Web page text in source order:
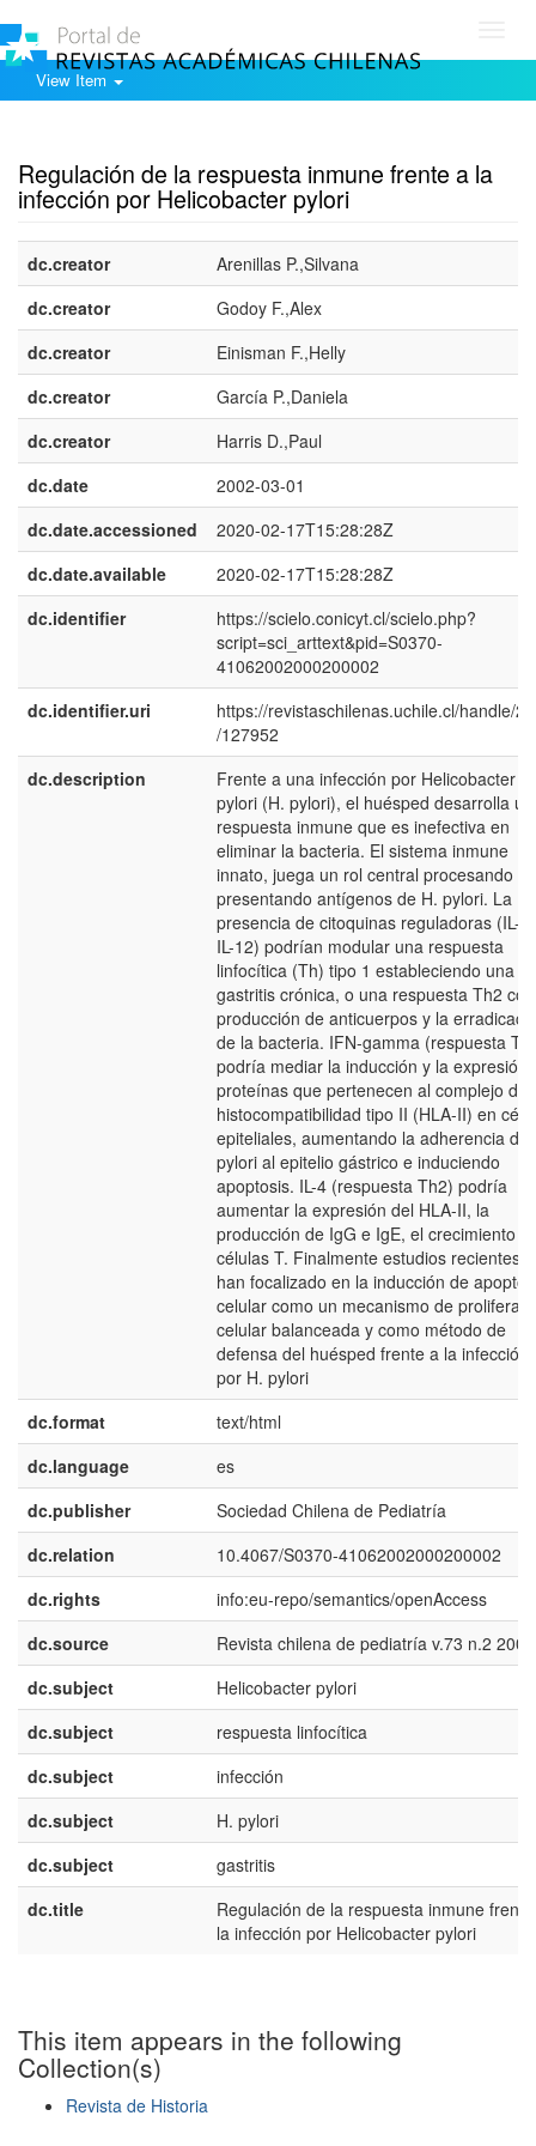
View Item
Regulación de la respuesta inmune frente a la
infección por Helicobacter pylori
dc.creator
Arenillas P.,Silvana
dc.creator
Godoy F.,Alex
dc.creator
Einisman F.,Helly
dc.creator
García P.,Daniela
dc.creator
Harris D.,Paul
dc.date
2002-03-01
dc.date.accessioned
2020-02-17T15:28:28Z
dc.date.available
2020-02-17T15:28:28Z
dc.identifier
https://scielo.conicyt.cl/scielo.php?
script=sci_arttext&pid=S0370-
41062002000200002
dc.identifier.uri
https://revistaschilenas.uchile.cl/handle/
/127952
dc.description
Frente a una infección por Helicobacter
pylori (H. pylori), el huésped desarrolla
respuesta inmune que es inefectiva en
eliminar la bacteria. El sistema inmune
innato, juega un rol central procesando y
presentando antígenos de H. pylori. La
presencia de citoquinas reguladoras (IL-
IL-12) podrían modular una respuesta
linfocítica (Th) tipo 1 estableciendo una
gastritis crónica, o una respuesta Th2 con
producción de anticuerpos y la
de la bacteria. IFN-gamma (respuesta
podría mediar la inducción y la expresión
proteínas que pertenecen al complejo de
histocompatibilidad tipo II (HLA-II) en
epiteliales, aumentando la adherencia de
pylori al epitelio gástrico e induciendo
apoptosis. IL-4 (respuesta Th2) podría
aumentar la expresión del HLA-II, la
producción de IgG e IgE, el crecimiento
células T. Finalmente estudios recientes
han focalizado en la inducción de
celular como un mecanismo de
celular balanceada y como método de
defensa del huésped frente a la infección
por H. pylori
dc.format
text/html
dc.language
es
dc.publisher
Sociedad Chilena de Pediatría
dc.relation
10.4067/S0370-41062002000200002
dc.rights
info:eu-repo/semantics/openAccess
dc.source
Revista chilena de pediatría v.73 n.2 2002
dc.subject
Helicobacter pylori
dc.subject
respuesta linfocítica
dc.subject
infección
dc.subject
H. pylori
dc.subject
gastritis
dc.title
Regulación de la respuesta inmune
la infección por Helicobacter pylori
This item appears in the following
Collection(s)
Revista de Historia